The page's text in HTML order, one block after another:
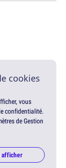
cookies
vous
confidentialité.
de Gestion
afficher